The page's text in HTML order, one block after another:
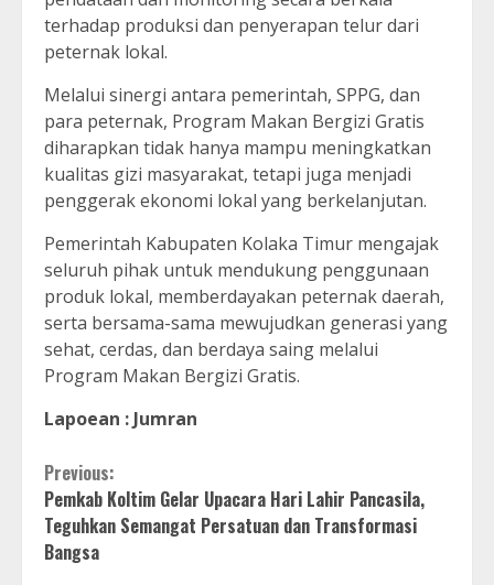
terhadap produksi dan penyerapan telur dari
peternak lokal.
Melalui sinergi antara pemerintah, SPPG, dan
para peternak, Program Makan Bergizi Gratis
diharapkan tidak hanya mampu meningkatkan
kualitas gizi masyarakat, tetapi juga menjadi
penggerak ekonomi lokal yang berkelanjutan.
Pemerintah Kabupaten Kolaka Timur mengajak
seluruh pihak untuk mendukung penggunaan
produk lokal, memberdayakan peternak daerah,
serta bersama-sama mewujudkan generasi yang
sehat, cerdas, dan berdaya saing melalui
Program Makan Bergizi Gratis.
Lapoean : Jumran
Continue
Reading
Previous:
Pemkab Koltim Gelar Upacara Hari Lahir Pancasila,
Teguhkan Semangat Persatuan dan Transformasi
Bangsa